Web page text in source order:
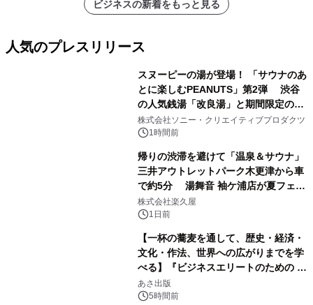
ビジネスの新着をもっと見る
人気のプレスリリース
スヌーピーの湯が登場！ 「サウナのあ
とに楽しむPEANUTS」第2弾 渋谷
の人気銭湯「改良湯」と期間限定のコ
ラボレーション サウナイキタイコラ
ボグッズも発売決定！
株式会社ソニー・クリエイティブプロダクツ
1時間前
帰りの渋滞を避けて「温泉＆サウナ」
三井アウトレットパーク木更津から車
で約5分 湯舞音 袖ケ浦店が夏フェア
メニューを提供
株式会社楽久屋
1日前
【一杯の蕎麦を通して、歴史・経済・
文化・作法、世界への広がりまでを学
べる】『ビジネスエリートのための 教
養としての蕎麦』2026年8月25日
（火）発売
あさ出版
5時間前